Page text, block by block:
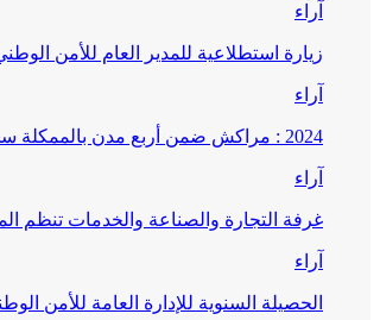
آراء
زيارة استطلاعية للمدير العام للأمن
آراء
2024 : مراكش ضمن أربع مدن بالممكلة سجلت مامجموعه 656 قضية تتعلق بغسيل الأموال
آراء
غرفة التجارة والصناعة والخدمات تنظم
آراء
الحصيلة السنوية للإدارة العامة للأمن الوطني